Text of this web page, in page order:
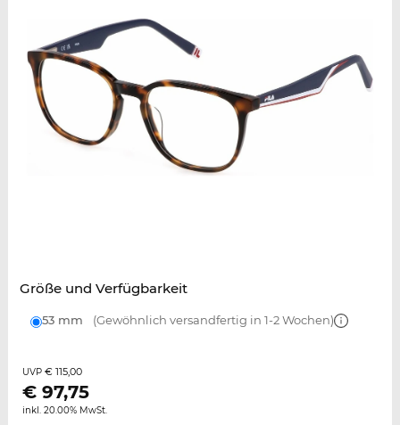
Größe und Verfügbarkeit
53 mm (Gewöhnlich versandfertig in 1-2 Wochen)
UVP € 115,00
€ 97,75
inkl. 20.00% MwSt.